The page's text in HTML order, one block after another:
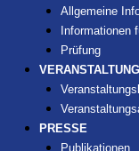
Allgemeine
Informationen
Prüfung
PRESSE
Publikationen